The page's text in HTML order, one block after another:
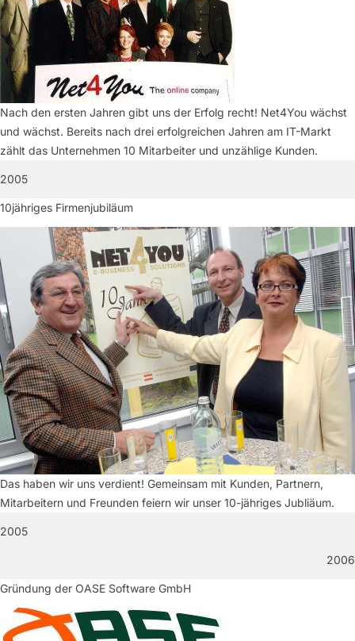
Nach den ersten Jahren gibt uns der Erfolg recht! Net4You wächst
und wächst. Bereits nach drei erfolgreichen Jahren am IT-Markt
zählt das Unternehmen 10 Mitarbeiter und unzählige Kunden.
2005
10jähriges Firmenjubiläum
Das haben wir uns verdient! Gemeinsam mit Kunden, Partnern,
Mitarbeitern und Freunden feiern wir unser 10-jähriges Jubliäum.
2005
2006
Gründung der OASE Software GmbH